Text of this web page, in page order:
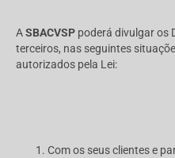
ASBACVSP poderá divulgar os
terceiros, nas seguintes
autorizados pela Lei:
Com os seus clientes e